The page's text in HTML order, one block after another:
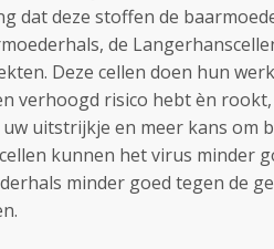
dat deze stoffen de
de
Deze cellen doen hun
verhoogd risico hebt èn
uitstrijkje en meer kans om
kunnen het virus minder
minder goed tegen de